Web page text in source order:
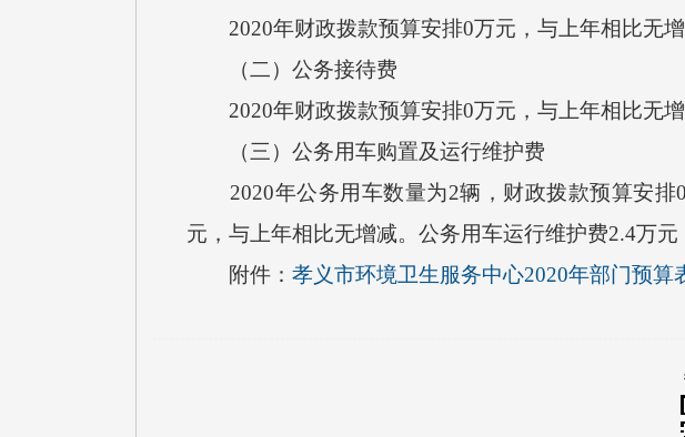
2020年财政拨款预算安排0万元，与上年相比无增
（二）公务接待费
2020年财政拨款预算安排0万元，与上年相比无增
（三）公务用车购置及运行维护费
2020年公务用车数量为2辆，财政拨款预算安排
元，与上年相比无增减。公务用车运行维护费2.4万元
附件： 孝义市环境卫生服务中心2020年部门预算